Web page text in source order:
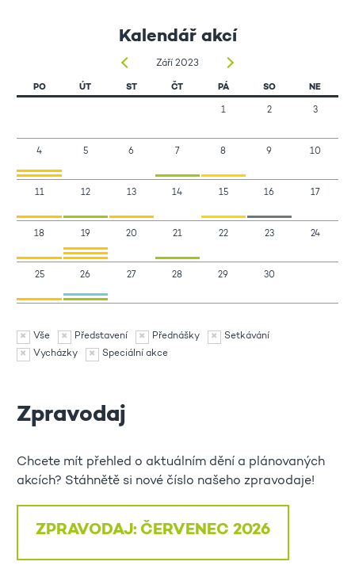
Kalendář akcí
Září 2023
PO ÚT ST ČT PÁ SO NE
1 2 3
4 5 6 7 8 9 10
11 12 13 14 15 16 17
18 19 20 21 22 23 24
25 26 27 28 29 30
Vše Představení Přednášky
Setkávání
Vycházky
Speciální akce
Zpravodaj
Chcete mít přehled o aktuálním dění a plánovaných
akcích? Stáhnětě si nové číslo našeho zpravodaje!
ZPRAVODAJ: ČERVENEC 2026